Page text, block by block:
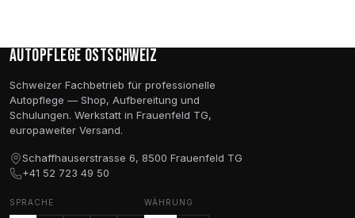
Autopflege Ostschweiz
Schweizer Fachbetrieb für professionelle
Autopflege — Shop, Aufbereitung und
Schulungen. Werkstatt in Frauenfeld TG,
europaweiter Versand.
Schaffhauserstrasse 6, 8500 Frauenfeld TG
+41 52 723 49 50
SPRACHE WÄHRUNG